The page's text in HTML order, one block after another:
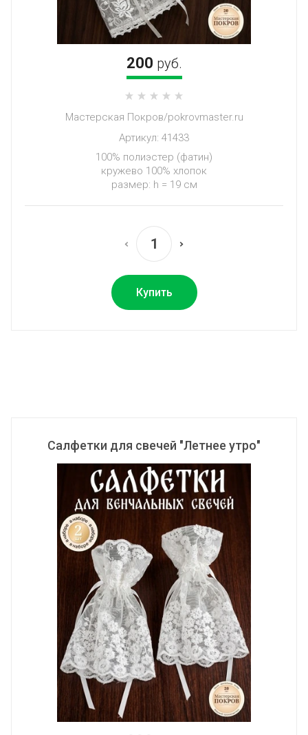
200 руб.
Мастерская Покров/pokrovmaster.ru
Артикул: 41433
100% полиэстер (фатин)
кружево 100% хлопок
размер: h = 19 см
Купить
Салфетки для свечей "Летнее утро"